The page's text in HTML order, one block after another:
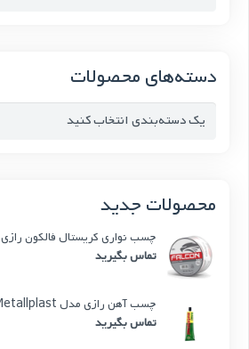
دسته‌های محصولات
یک دسته‌بندی انتخاب کنید
محصولات جدید
چسب نواری کریستال فالکون رازی
تماس بگیرید
چسب آهن رازی مدل Metallplast حجم 100 میلی لیتر
تماس بگیرید